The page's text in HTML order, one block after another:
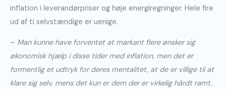
inflation i leverandørpriser og høje energiregninger. Hele fire
ud af ti selvstændige er uenige.
– Man kunne have forventet at markant flere ønsker sig
økonomisk hjælp i disse tider med inflation, men det er
formentlig et udtryk for deres mentalitet, at de er villige til at
klare sig selv, mens det kun er dem der er virkelig hårdt ramt,